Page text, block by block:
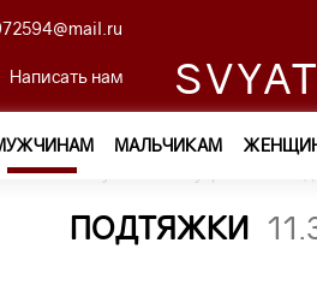
Написать нам
МАЛЬЧИКАМ
—
ПОДТЯЖКИ